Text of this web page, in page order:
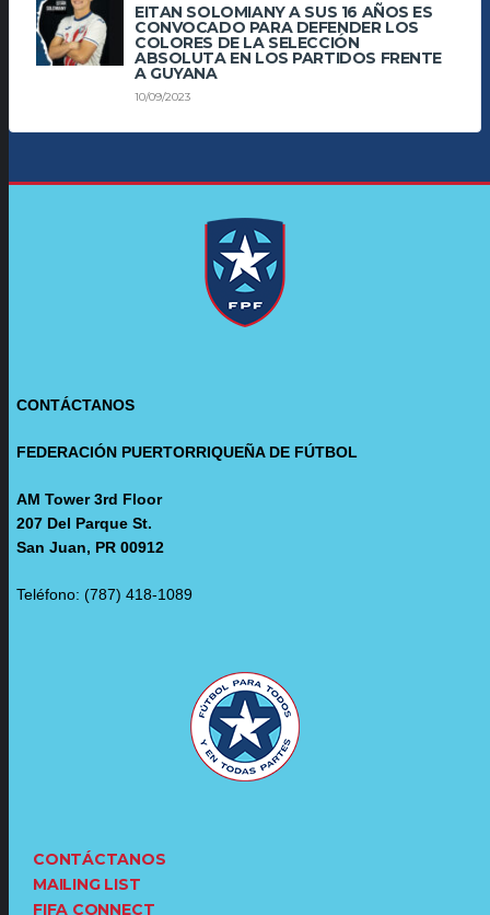
EITAN SOLOMIANY A SUS 16 AÑOS ES
CONVOCADO PARA DEFENDER LOS
COLORES DE LA SELECCIÓN
ABSOLUTA EN LOS PARTIDOS FRENTE
A GUYANA
10/09/2023
CONTÁCTANOS
FEDERACIÓN PUERTORRIQUEÑA DE FÚTBOL
AM Tower 3rd Floor
207 Del Parque St.
San Juan, PR 00912
Teléfono: (787) 418-1089
CONTÁCTANOS
MAILING LIST
FIFA CONNECT